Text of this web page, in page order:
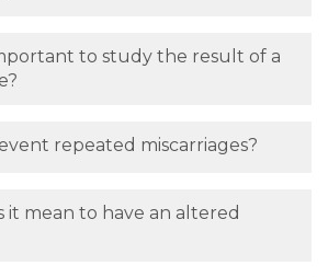
to study the result of a
repeated miscarriages?
it mean to have an altered